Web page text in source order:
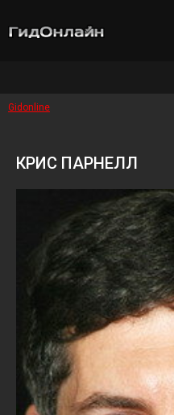
Gidonline
КРИС ПАРНЕЛЛ